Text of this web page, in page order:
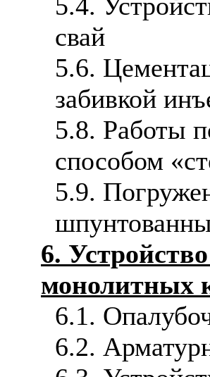
свай
5.6.
забивкой
5.8. Работы
способом
5.9.
6.
монолитных
6.1.
6.2.